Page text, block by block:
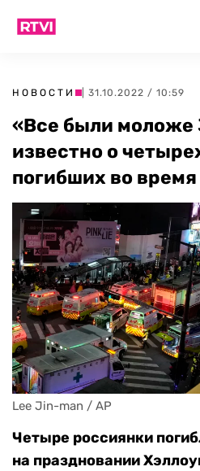
НОВОСТИ | 31.10.2022 / 10:59
«Все были моложе
известно о
погибших во
Lee Jin-man / AP
Четыре россиянки
на праздновании